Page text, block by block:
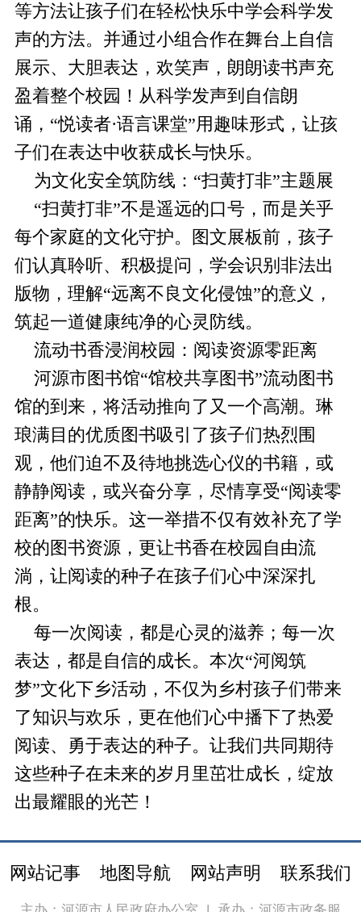
等方法让孩子们在轻松快乐中学会科学发
声的方法。并通过小组合作在舞台上自信
展示、大胆表达，欢笑声，朗朗读书声充
盈着整个校园！从科学发声到自信朗
诵，“悦读者·语言课堂”用趣味形式，让孩
子们在表达中收获成长与快乐。
为文化安全筑防线：“扫黄打非”主题展
“扫黄打非”不是遥远的口号，而是关乎
每个家庭的文化守护。图文展板前，孩子
们认真聆听、积极提问，学会识别非法出
版物，理解“远离不良文化侵蚀”的意义，
筑起一道健康纯净的心灵防线。
流动书香浸润校园：阅读资源零距离
河源市图书馆“馆校共享图书”流动图书
馆的到来，将活动推向了又一个高潮。琳
琅满目的优质图书吸引了孩子们热烈围
观，他们迫不及待地挑选心仪的书籍，或
静静阅读，或兴奋分享，尽情享受“阅读零
距离”的快乐。这一举措不仅有效补充了学
校的图书资源，更让书香在校园自由流
淌，让阅读的种子在孩子们心中深深扎
根。
每一次阅读，都是心灵的滋养；每一次
表达，都是自信的成长。本次“河阅筑
梦”文化下乡活动，不仅为乡村孩子们带来
了知识与欢乐，更在他们心中播下了热爱
阅读、勇于表达的种子。让我们共同期待
这些种子在未来的岁月里茁壮成长，绽放
出最耀眼的光芒！
网站记事 地图导航 网站声明 联系我们